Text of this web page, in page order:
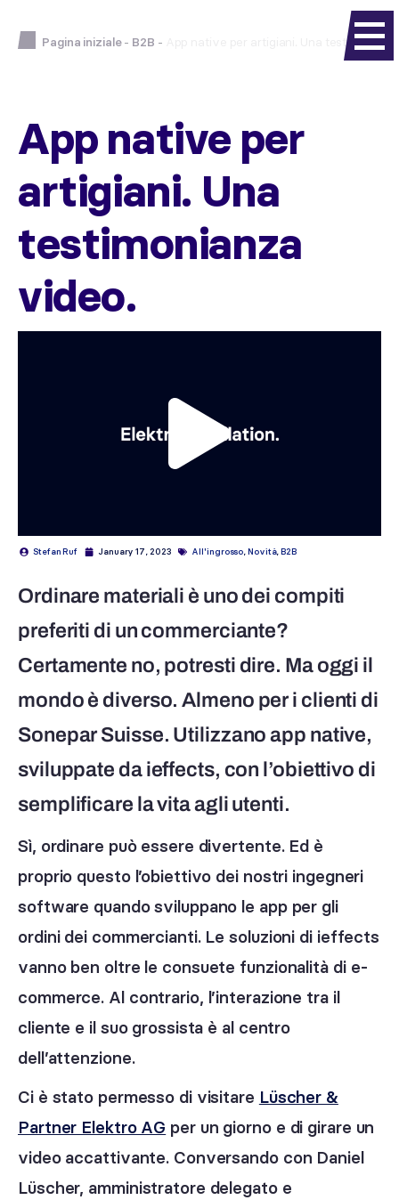
Pagina iniziale- B2B - App native per artigiani. Una
App native per
artigiani. Una
testimonianza
video.
Stefan Ruf January 17, 2023 All'ingrosso,Novità,B2B
Ordinare materiali è uno dei compiti
preferiti di un commerciante?
Certamente no, potresti dire. Ma oggi il
mondo è diverso. Almeno per i clienti di
Sonepar Suisse. Utilizzano app native,
sviluppate da ieffects, con l’obiettivo di
semplificare la vita agli utenti.
Sì, ordinare può essere divertente. Ed è
proprio questo l’obiettivo dei nostri ingegneri
software quando sviluppano le app per gli
ordini dei commercianti. Le soluzioni di ieffects
vanno ben oltre le consuete funzionalità di e-
commerce. Al contrario, l’interazione tra il
cliente e il suo grossista è al centro
dell’attenzione.
Ci è stato permesso di visitare Lüscher &
Partner Elektro AG per un giorno e di girare un
video accattivante. Conversando con Daniel
Lüscher, amministratore delegato e